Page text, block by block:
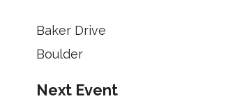
Baker Drive
Boulder
Next Event